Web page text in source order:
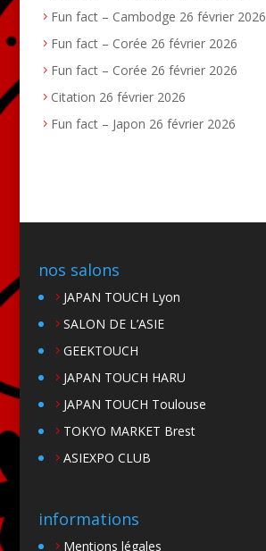
Fun fact – Cambodge 26 février 2026
Fun fact – Corée 26 février 2026
Fun fact – Corée 26 février 2026
Citation 26 février 2026
Fun fact – Japon 26 février 2026
nos salons
JAPAN TOUCH Lyon
SALON DE L’ASIE
GEEKTOUCH
JAPAN TOUCH HARU
JAPAN TOUCH Toulouse
TOKYO MARKET Brest
ASIEXPO CLUB
informations
Mentions légales